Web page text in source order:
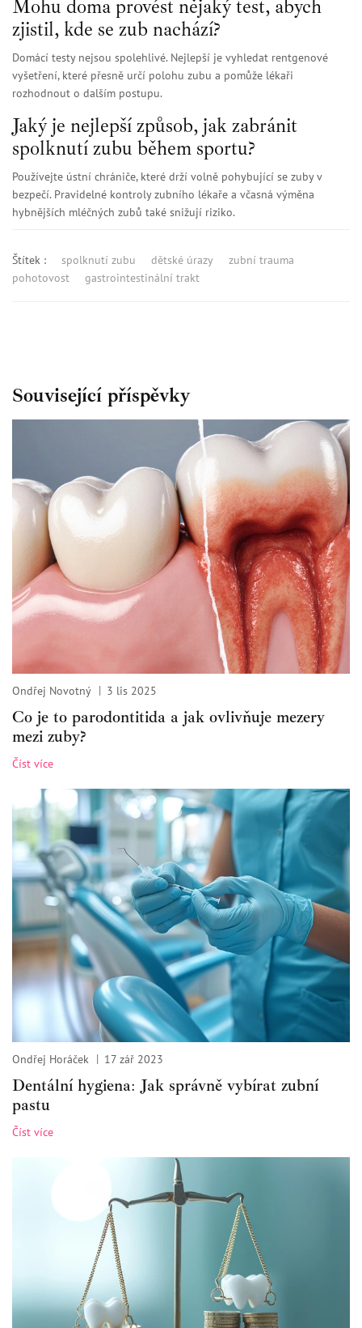
Mohu doma provést nějaký test, abych
zjistil, kde se zub nachází?
Domácí testy nejsou spolehlivé. Nejlepší je vyhledat rentgenové
vyšetření, které přesně určí polohu zubu a pomůže lékaři
rozhodnout o dalším postupu.
Jaký je nejlepší způsob, jak zabránit
spolknutí zubu během sportu?
Používejte ústní chrániče, které drží volně pohybující se zuby v
bezpečí. Pravidelné kontroly zubního lékaře a včasná výměna
hybnějších mléčných zubů také snižují riziko.
Štítek : spolknutí zubu dětské úrazy
zubní trauma
pohotovost
gastrointestinální trakt
Související příspěvky
Ondřej Novotný 3 lis 2025
Co je to parodontitida a jak ovlivňuje mezery
mezi zuby?
Číst více
Ondřej Horáček 17 zář 2023
Dentální hygiena: Jak správně vybírat zubní
pastu
Číst více